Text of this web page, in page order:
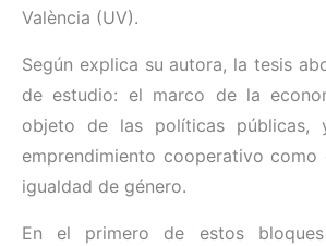
València (UV).
Según explica su autora, la tesis
de estudio: el marco de la
objeto de las políticas públicas,
emprendimiento cooperativo
igualdad de género.
En el primero de estos